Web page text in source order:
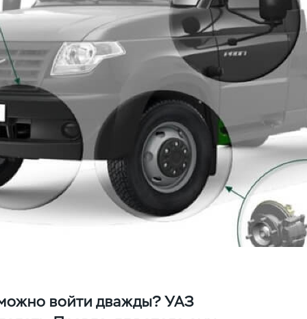
войти дважды? УАЗ